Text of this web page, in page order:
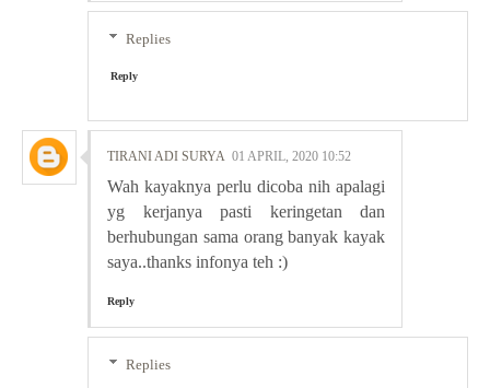
Replies
Reply
TIRANI ADI SURYA 01 APRIL, 2020 10:52
Wah kayaknya perlu dicoba nih apalagi
yg kerjanya pasti keringetan dan
berhubungan sama orang banyak kayak
saya..thanks infonya teh :)
Reply
Replies